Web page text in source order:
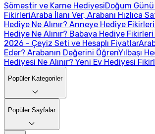
Sömestir ve Karne HediyesiDoğum
FikirleriAraba İlanı Ver, Arabanı Hızlıca
Hediye Ne Alınır? Anneye Hediye Fikirleri
Hediye Ne Alınır? Babaya Hediye Fikirleri
2026 - Çeyiz Seti ve Hesaplı Fiyatlar
Eder? Arabanın Değerini ÖğrenYılbaşı
Hediyesi Ne Alınır? Yeni Ev Hediyesi
Popüler Kategoriler
Popüler Sayfalar